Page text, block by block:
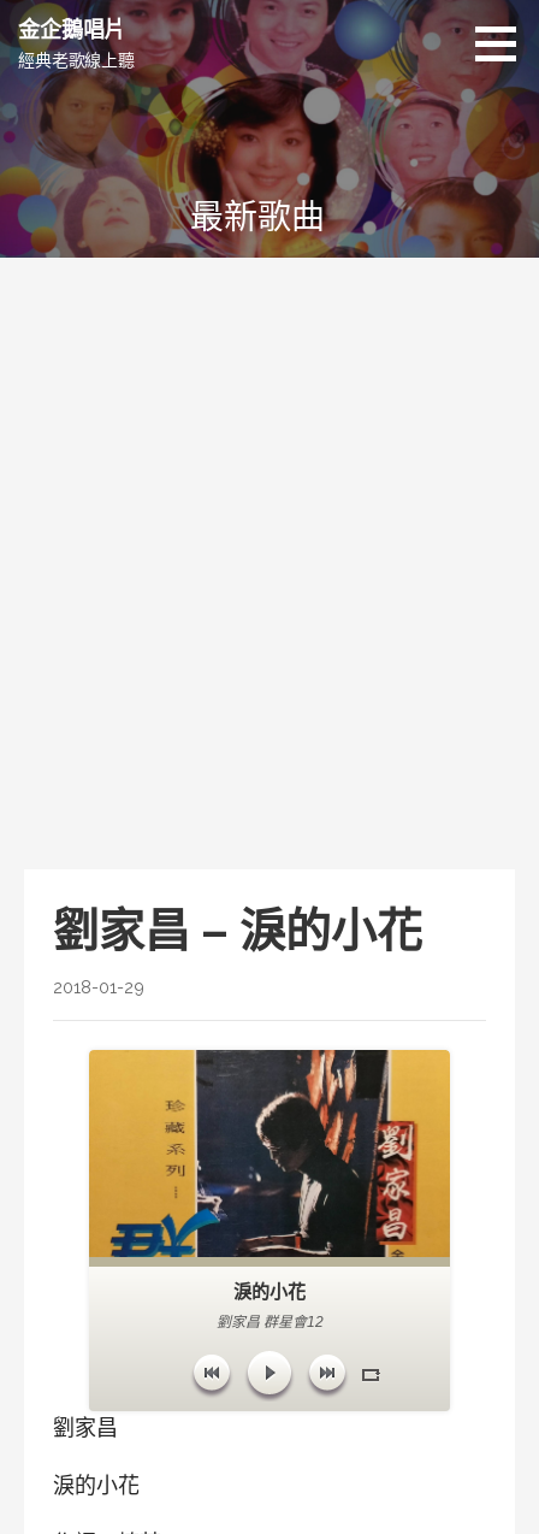
至
主
要
內
金企鵝唱片
經典老歌線上聽
最新歌曲
劉家昌 – 淚的小花
2018-01-29
淚的小花
劉家昌 群星會12
劉家昌
淚的小花